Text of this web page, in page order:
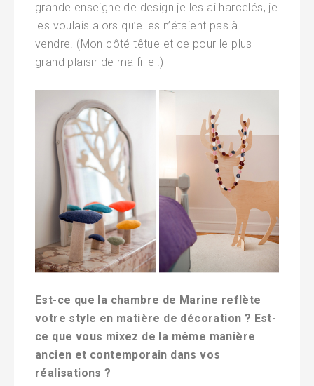
grande enseigne de design je les ai harcelés, je
les voulais alors qu’elles n’étaient pas à
vendre. (Mon côté têtue et ce pour le plus
grand plaisir de ma fille !)
Est-ce que la chambre de Marine reflète
votre style en matière de décoration ? Est-
ce que vous mixez de la même manière
ancien et contemporain dans vos
réalisations ?